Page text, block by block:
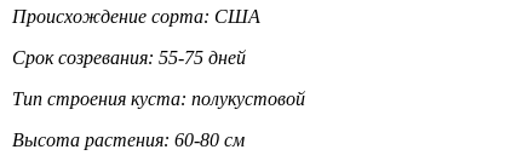
Происхождение сорта: США
Срок созревания: 55-75 дней
Тип строения куста: полукустовой
Высота растения: 60-80 см